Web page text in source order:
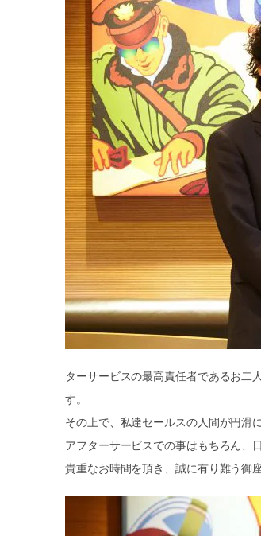
ターサービスの最高責任者であるお二
す。
その上で、私達セールスの人間が円滑
アフターサービスでの事はもちろん、
貴重なお時間を頂き、誠に有り難う御